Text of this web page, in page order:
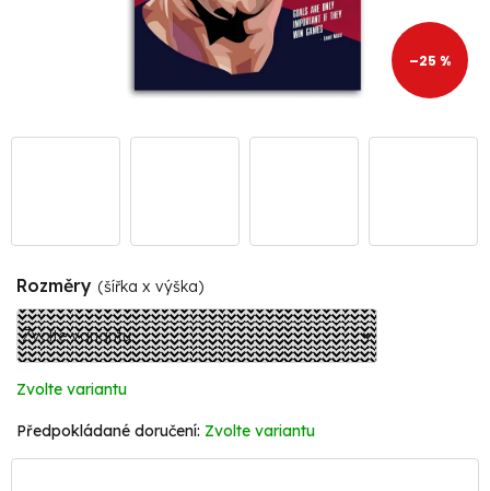
–25 %
Rozměry (šířka x výška)
Zvolte variantu
Zvolte variantu